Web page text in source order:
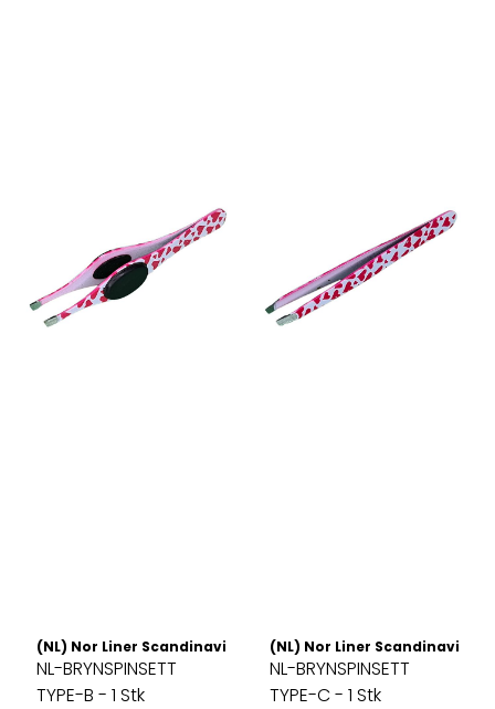
(NL) Nor Liner Scandinavia AS
NL-BRYNSPINSETT
TYPE-B - 1 Stk
(NL) Nor Liner Scandinavia AS
NL-BRYNSPINSETT
TYPE-C - 1 Stk